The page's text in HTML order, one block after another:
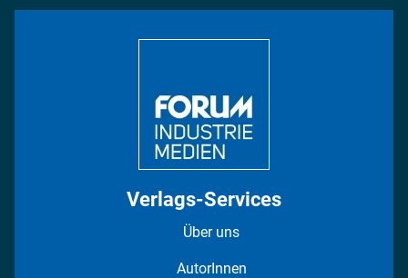
Verlags-Services
Über uns
AutorInnen